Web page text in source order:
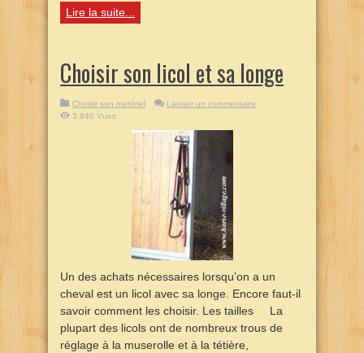
Lire la suite...
Choisir son licol et sa longe
Choisir son matériel
Laisser un commentaire
3,840 Vues
Un des achats nécessaires lorsqu’on a un
cheval est un licol avec sa longe. Encore faut-il
savoir comment les choisir. Les tailles La
plupart des licols ont de nombreux trous de
réglage à la muserolle et à la tétière,